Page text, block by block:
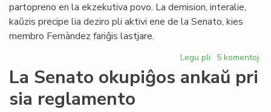
partopreno en la ekzekutiva povo. La demision, interalie,
kaŭzis precipe lia deziro pli aktivi ene de la Senato, kies
membro Fernàndez fariĝis lastjare.
Legu pli pri
Fernàndez:
demisio
5 komentoj
La Senato okupiĝos ankaŭ pri
sia reglamento